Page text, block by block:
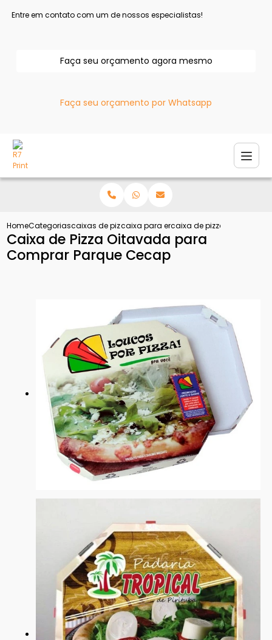
Entre em contato com um de nossos especialistas!
Faça seu orçamento agora mesmo
Faça seu orçamento por Whatsapp
HomeCategoriascaixas de pizzacaixa para entregar pizzacaixa de pizza oitavada
Caixa de Pizza Oitavada para
Comprar Parque Cecap